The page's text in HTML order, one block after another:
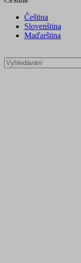
Čeština
Slovenština
Maďarština